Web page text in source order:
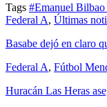
Tags #Emanuel Bilbao
Federal A, Últimas
Basabe dejó en claro
Federal A, Fútbol
Huracán Las Heras